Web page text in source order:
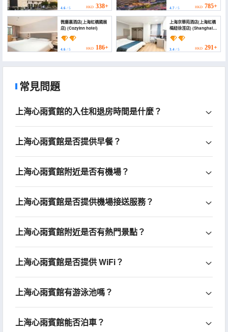
NECC)
4.6 / 5 HKD 338+ 4.7/ 5 HKD 785+
微塵裏酒店(上海虹橋國展
店) (CozyInn hotel)
4.6 / 5 HKD 186+
上海京華苑酒店(上海虹橋
樞紐徐涇店) (Shanghai
Jinghuayuan Hotel)
3.4/ 5 HKD 291+
常見問題
上海心雨賓館的入住和退房時間是什麼？
上海心雨賓館是否提供早餐？
上海心雨賓館附近是否有機場？
上海心雨賓館是否提供機場接送服務？
上海心雨賓館附近是否有熱門景點？
上海心雨賓館是否提供 WiFi？
上海心雨賓館有游泳池嗎？
上海心雨賓館能否泊車？